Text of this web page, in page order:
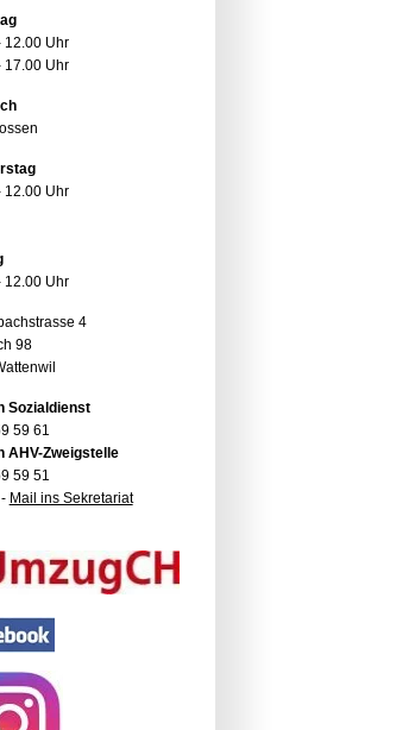
12.00 Uhr
17.00 Uhr
12.00 Uhr
12.00 Uhr
4
98
Sozialdienst
59 61
AHV-Zweigstelle
59 51
- Mail ins Sekretariat